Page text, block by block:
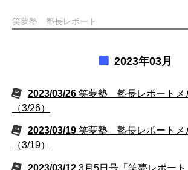
笑夢塾 塾長レポート
2023年03月
2023/03/26 笑夢塾 塾長レポートメ
（3/26）
2023/03/19 笑夢塾 塾長レポートメ
（3/19）